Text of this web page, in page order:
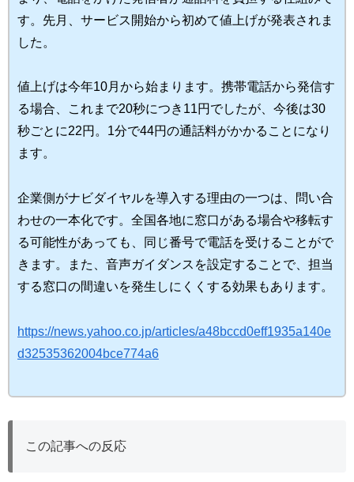
す。先月、サービス開始から初めて値上げが発表されま
した。
値上げは今年10月から始まります。 携帯電話から発信す
る場合、これまで20秒につき11円 でしたが、 今後は30
秒ごとに22円 。 1分で44円の通話料がかかる ことになり
ます。
企業側がナビダイヤルを導入する理由の一つは、問い合
わせの一本化です。全国各地に窓口がある場合や移転す
る可能性があっても、同じ番号で電話を受けることがで
きます。また、音声ガイダンスを設定することで、担当
する窓口の間違いを発生しにくくする効果もあります。
https://news.yahoo.co.jp/articles/a48bccd0eff1935a140e
d32535362004bce774a6
この記事への反応